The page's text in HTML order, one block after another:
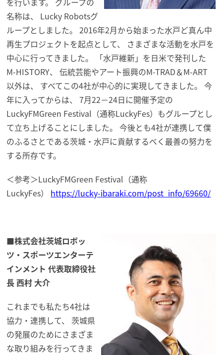
名称は、 Lucky Robotsグ
ループとしました。 2016年2月から始まった水戸ど真ん中
再生プロジェクトを起点として、 さまざまな活動を水戸を
中心に行ってきました。 「水戸維新」を日米で発刊した
M-HISTORY、 伝統芸能やアート振興のM-TRAD＆M-ART
以外は、 すべてこの4社が中心的に実現してきました。 今
年に入ってからは、 7月22−24日に開催予定の
LuckyFMGreen Festival（通称LuckyFes） もグループとし
て立ち上げることにしました。 今後とも4社が連携して僕
のふるさとである茨城・水戸に貢献するべく最善の努力を
する所存です。
＜参考＞LuckyFMGreen Festival（通称
LuckyFes） https://lucky-ibaraki.com/post_info/69660/
■株式会社茨城ロボッ
ツ ・スポーツエンターテ
インメント 代表取締役社
長 西村 大介
これまでも私たち4社は
協力・連携して、 茨城県
の発展のためにさまざま
な取り組みを行ってきま